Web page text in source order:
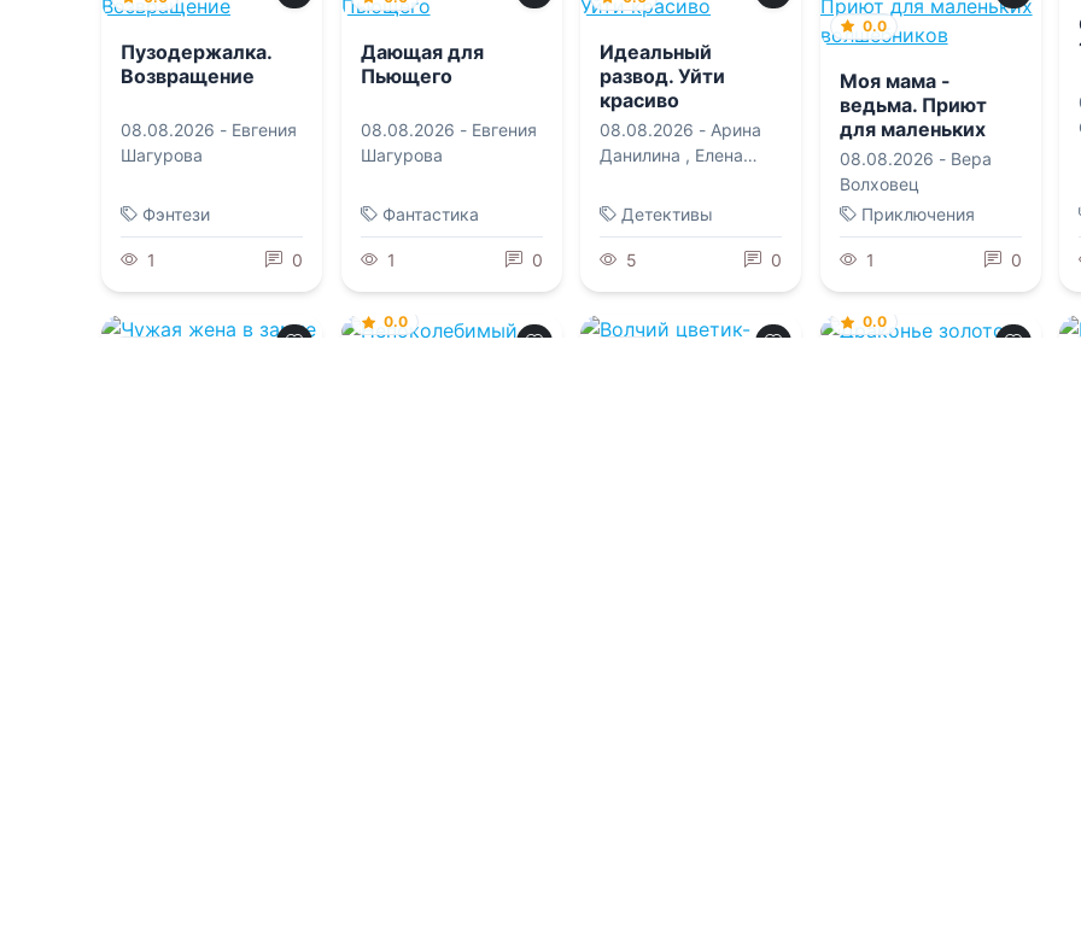
Пузодержалка.
Возвращение
08.08.2026 - Евгения
Шагурова
Фэнтези
1 0
Дающая для
Пьющего
08.08.2026 - Евгения
Шагурова
Фантастика
1 0
Идеальный
развод. Уйти
красиво
08.08.2026 - Арина
Данилина , Елена
Детективы
5 0
0.0
Моя мама -
ведьма. Приют
для маленьких
волшебников
08.08.2026 - Вера
Волховец
Приключения
1 0
0.0 0.0